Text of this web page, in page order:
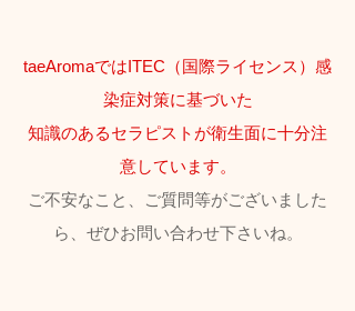
taeAromaではITEC（国際ライセンス）感
染症対策に基づいた
知識のあるセラピストが衛生面に十分注
意しています。
ご不安なこと、ご質問等がございました
ら、ぜひお問い合わせ下さいね。